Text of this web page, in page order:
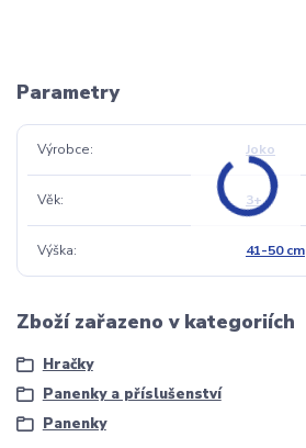
Parametry
Výrobce Joko
Věk 3+
Výška 41-50 cm
Zboží zařazeno v kategoriích
Hračky
Panenky a příslušenství
Panenky